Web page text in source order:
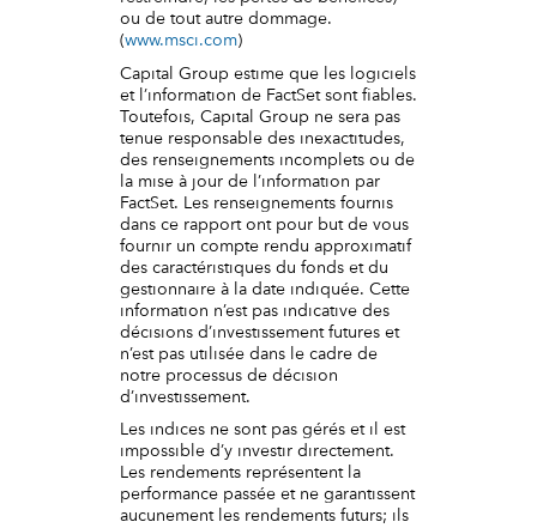
ou de tout autre dommage.
(www.msci.com)
Capital Group estime que les logiciels
et l’information de FactSet sont fiables.
Toutefois, Capital Group ne sera pas
tenue responsable des inexactitudes,
des renseignements incomplets ou de
la mise à jour de l’information par
FactSet. Les renseignements fournis
dans ce rapport ont pour but de vous
fournir un compte rendu approximatif
des caractéristiques du fonds et du
gestionnaire à la date indiquée. Cette
information n’est pas indicative des
décisions d’investissement futures et
n’est pas utilisée dans le cadre de
notre processus de décision
d’investissement.
Les indices ne sont pas gérés et il est
impossible d’y investir directement.
Les rendements représentent la
performance passée et ne garantissent
aucunement les rendements futurs; ils